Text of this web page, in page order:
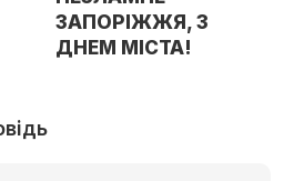
ЗАПОРІЖЖЯ, З
ДНЕМ МІСТА!